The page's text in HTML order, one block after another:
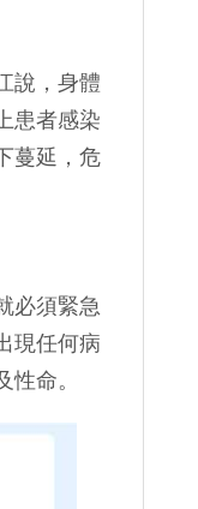
說，身體
患者感染
蔓延，危
必須緊急
現任何病
命。